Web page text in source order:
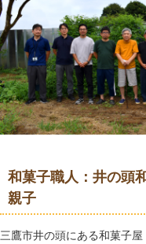
和菓子職人：井の頭
親子
三鷹市井の頭にある和菓子